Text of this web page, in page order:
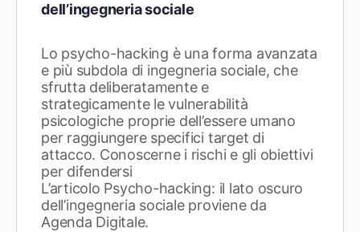
dell’ingegneria sociale
Lo psycho-hacking è una forma avanzata
e più subdola di ingegneria sociale, che
sfrutta deliberatamente e
strategicamente le vulnerabilità
psicologiche proprie dell’essere umano
per raggiungere specifici target di
attacco. Conoscerne i rischi e gli obiettivi
per difendersi
L’articolo Psycho-hacking: il lato oscuro
dell’ingegneria sociale proviene da
Agenda Digitale.